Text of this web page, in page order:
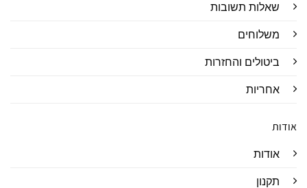
שאלות תשובות
משלוחים
ביטולים והחזרות
אחריות
אודות
אודות
תקנון